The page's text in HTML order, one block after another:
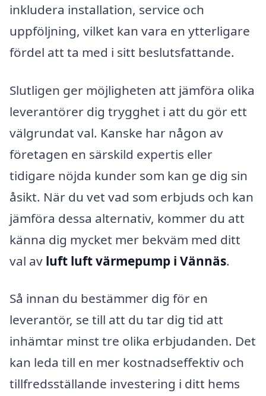
inkludera installation, service och
uppföljning, vilket kan vara en ytterligare
fördel att ta med i sitt beslutsfattande.
Slutligen ger möjligheten att jämföra olika
leverantörer dig trygghet i att du gör ett
välgrundat val. Kanske har någon av
företagen en särskild expertis eller
tidigare nöjda kunder som kan ge dig sin
åsikt. När du vet vad som erbjuds och kan
jämföra dessa alternativ, kommer du att
känna dig mycket mer bekväm med ditt
val av luft luft värmepump i Vännäs.
Så innan du bestämmer dig för en
leverantör, se till att du tar dig tid att
inhämtar minst tre olika erbjudanden. Det
kan leda till en mer kostnadseffektiv och
tillfredsställande investering i ditt hems